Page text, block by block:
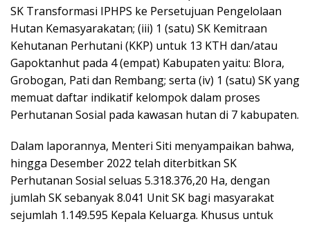
SK Transformasi IPHPS ke Persetujuan Pengelolaan
Hutan Kemasyarakatan; (iii) 1 (satu) SK Kemitraan
Kehutanan Perhutani (KKP) untuk 13 KTH dan/atau
Gapoktanhut pada 4 (empat) Kabupaten yaitu: Blora,
Grobogan, Pati dan Rembang; serta (iv) 1 (satu) SK yang
memuat daftar indikatif kelompok dalam proses
Perhutanan Sosial pada kawasan hutan di 7 kabupaten.
Dalam laporannya, Menteri Siti menyampaikan bahwa,
hingga Desember 2022 telah diterbitkan SK
Perhutanan Sosial seluas 5.318.376,20 Ha, dengan
jumlah SK sebanyak 8.041 Unit SK bagi masyarakat
sejumlah 1.149.595 Kepala Keluarga. Khusus untuk